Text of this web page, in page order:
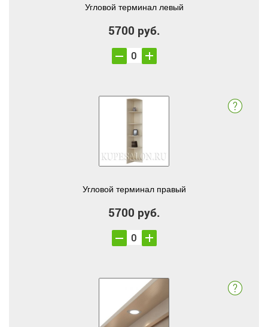
Угловой терминал левый
5700 руб.
Угловой терминал правый
5700 руб.